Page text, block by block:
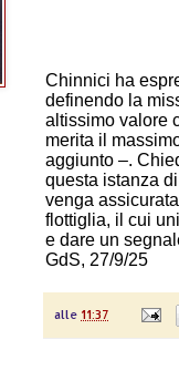
Chinnici ha
definendo la
altissimo valore
merita il
aggiunto –.
questa istanza
venga
flottiglia, il cui
e dare un
GdS, 27/9/25
alle 11:37